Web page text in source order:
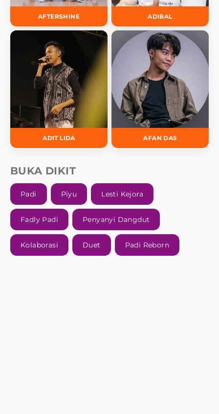
AFTERSHINE ADIBAL
ADIT LIDA AFAN DA5
BUKA DIKIT
Padi Piyu Lesti Kejora
Fadly Padi Penyanyi Dangdut
Kolaborasi Duet Padi Reborn